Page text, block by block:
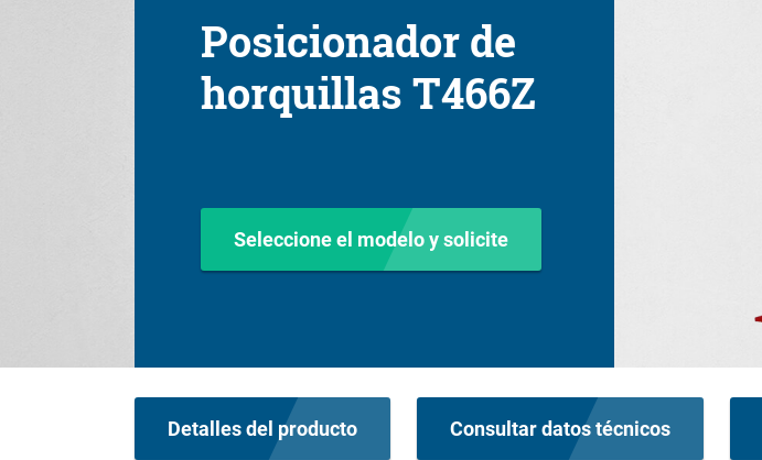
Posicionador de
horquillas T466Z
Seleccione el modelo y solicite
Detalles del producto Consultar datos técnicos